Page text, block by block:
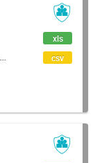
xls
csv